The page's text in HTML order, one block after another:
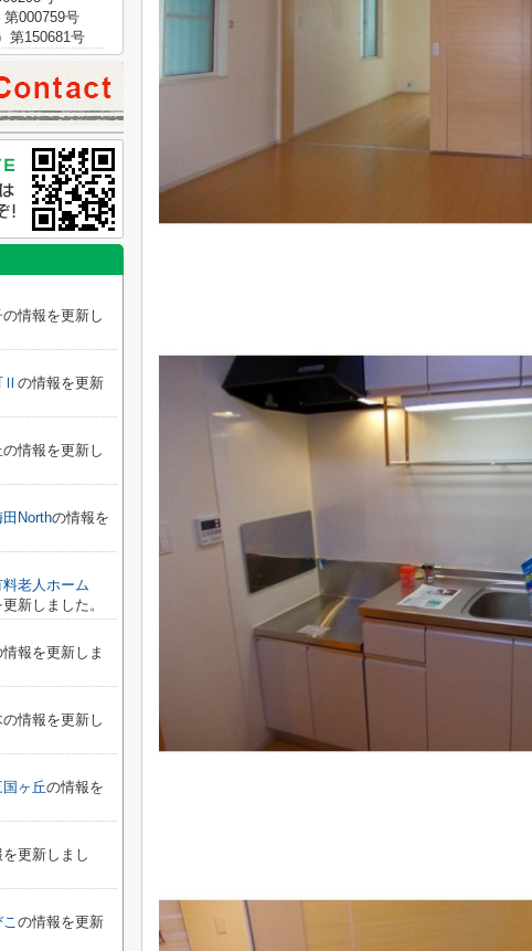
000759号
第150681号
の情報を更新し
Ⅱ の情報を更新
の情報を更新し
Northの情報を
老人ホーム
新しました。
情報を更新しま
の情報を更新し
ヶ丘の情報を
更新しまし
の情報を更新